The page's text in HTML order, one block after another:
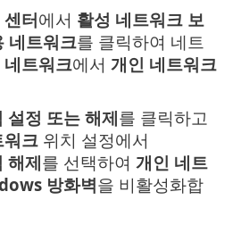
터에서 활성 네트워크 보
네트워크를 클릭하여 네트
네트워크에서 개인 네트워크
정 또는 해제를 클릭하고
워크 위치 설정에서
해제를 선택하여 개인 네트
방화벽을 비활성화합